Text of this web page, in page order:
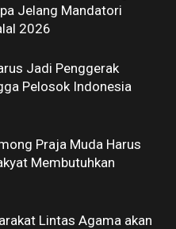
Jelang Mandatori
2026
Jadi Penggerak
Pelosok Indonesia
Praja Muda Harus
Membutuhkan
Lintas Agama akan